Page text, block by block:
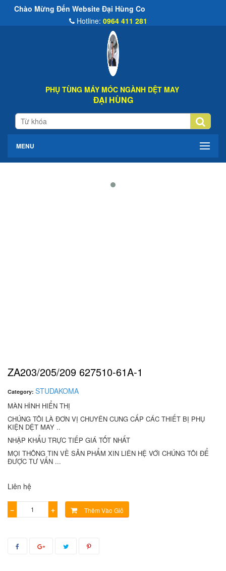
Mừng Đến Website Đại Hùng Co
Hotline: 0964 411 281
PHỤ TÙNG MÁY MÓC NGÀNH DỆT MAY
ĐẠI HÙNG
MENU
ZA203/205/209 627510-61A-1
Category: STUDAKOMA
MÀN HÌNH HIỂN THỊ
CHÚNG TÔI LÀ ĐƠN VỊ CHUYÊN CUNG CẤP CÁC THIẾT BỊ PHỤ
KIỆN DỆT MAY ..
NHẬP KHẨU TRỰC TIẾP GIÁ TỐT NHẤT
MỌI THÔNG TIN VỀ SẢN PHẨM XIN LIÊN HỆ VỚI CHÚNG TÔI ĐỂ
ĐƯỢC TƯ VẤN ...
Liên hệ
− + Thêm Vào Giỏ